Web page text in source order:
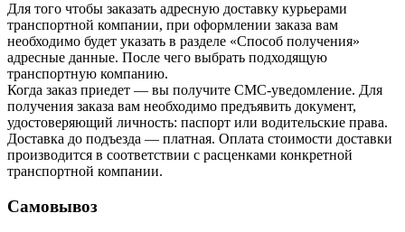
Для того чтобы заказать адресную доставку курьерами
транспортной компании, при оформлении заказа вам
необходимо будет указать в разделе «Способ получения»
адресные данные. После чего выбрать подходящую
транспортную компанию.
Когда заказ приедет — вы получите СМС-уведомление. Для
получения заказа вам необходимо предъявить документ,
удостоверяющий личность: паспорт или водительские права.
Доставка до подъезда — платная. Оплата стоимости доставки
производится в соответствии с расценками конкретной
транспортной компании.
Самовывоз